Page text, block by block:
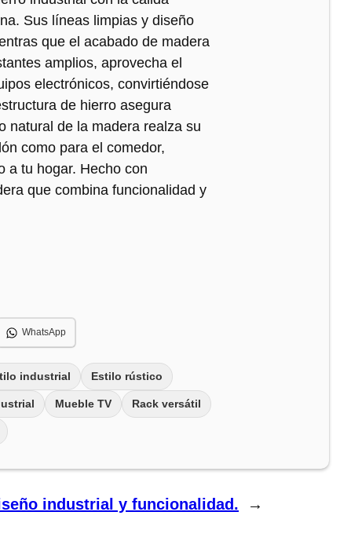
Sus líneas limpias y diseño
que el acabado de madera
amplios, aprovecha el
electrónicos, convirtiéndose
de hierro asegura
natural de la madera realza su
como para el comedor,
a tu hogar. Hecho con
que combina funcionalidad y
WhatsApp
industrial Estilo rústico
Mueble TV Rack versátil
industrial y funcionalidad. →